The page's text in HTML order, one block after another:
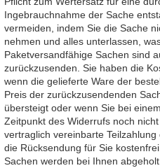
Ingebrauchnahme der Sache
vermeiden, indem Sie die Sache
nehmen und alles unterlassen,
Paketversandfähige Sachen sind
zurückzusenden. Sie haben die
wenn die gelieferte Ware der
Preis der zurückzusendenden
übersteigt oder wenn Sie bei
Zeitpunkt des Widerrufs noch
vertraglich vereinbarte
die Rücksendung für Sie
Sachen werden bei Ihnen